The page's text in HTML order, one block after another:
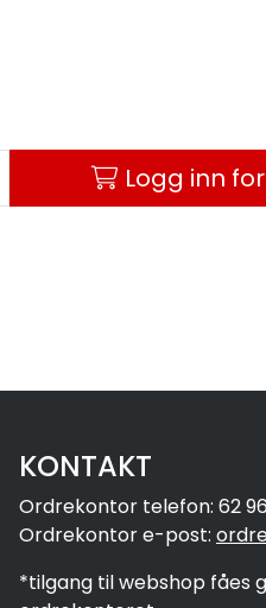
Logg inn
KONTAKT
Ordrekontor telefon: 62
Ordrekontor e-post:
*tilgang til webshop fåes